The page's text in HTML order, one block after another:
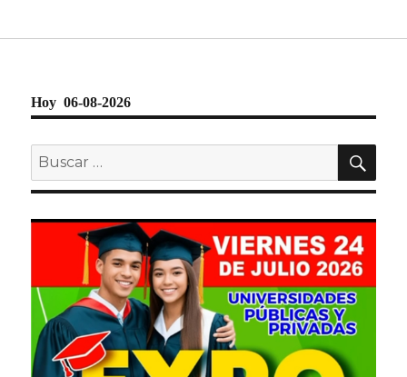
Hoy 06-08-2026
Buscar
por: